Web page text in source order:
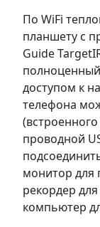
По WiFi
планшету с
Guide
доступом к
телефона
проводной
монитор для
рекордер
компьютер